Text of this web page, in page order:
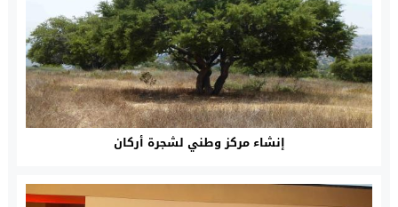
إنشاء مركز وطني لشجرة أركان